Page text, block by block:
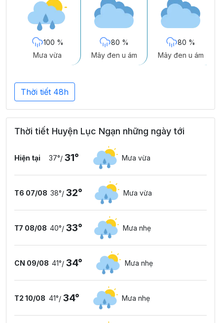
100 %
Mưa vừa
80 %
Mây đen u ám
80 %
Mây đen u ám
Thời tiết 48h
Thời tiết Huyện Lục Ngạn những ngày tới
Hiện tại 37°/ 31° Mưa vừa
T6 07/08 38°/ 32° Mưa vừa
T7 08/08 40°/ 33° Mưa nhẹ
CN 09/08 41°/ 34° Mưa nhẹ
T2 10/08 41°/ 34° Mưa nhẹ